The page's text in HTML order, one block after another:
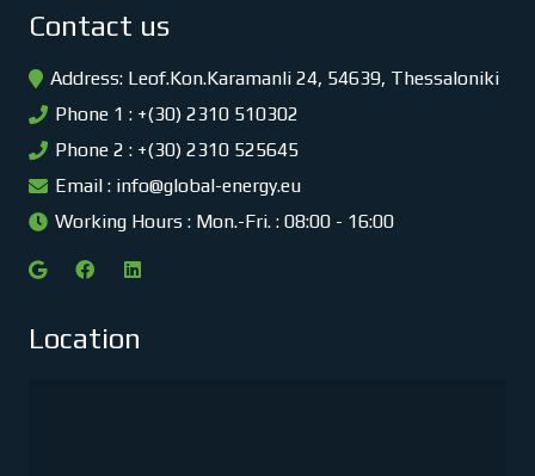
Contact us
Address: Leof.Kon.Karamanli 24, 54639, Thessaloniki
Phone 1 : +(30) 2310 510302
Phone 2 : +(30) 2310 525645
Email : info@global-energy.eu
Working Hours : Mon.-Fri. : 08:00 - 16:00
Location